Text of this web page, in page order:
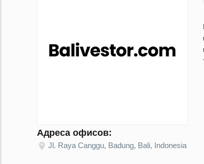
Адреса офисов:
Jl. Raya Canggu, Badung, Bali, Indonesia